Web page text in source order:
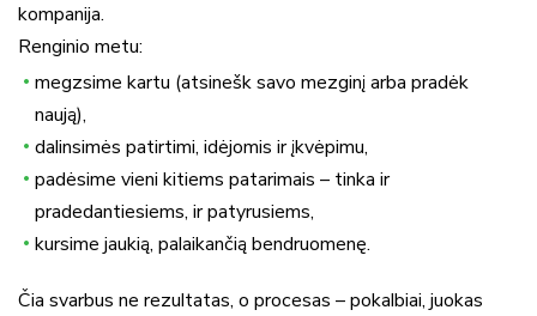
kompanija.
Renginio metu:
megzsime kartu (atsinešk savo mezginį arba pradėk
naują),
dalinsimės patirtimi, idėjomis ir įkvėpimu,
padėsime vieni kitiems patarimais – tinka ir
pradedantiesiems, ir patyrusiems,
kursime jaukią, palaikančią bendruomenę.
Čia svarbus ne rezultatas, o procesas – pokalbiai, juokas